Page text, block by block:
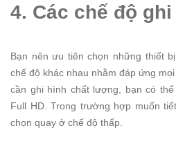
4. Các chế độ
Bạn nên ưu tiên chọn những thiết
chế độ khác nhau nhằm đáp ứng
cần ghi hình chất lượng, bạn có
Full HD. Trong trường hợp muốn
chọn quay ở chế độ thấp.